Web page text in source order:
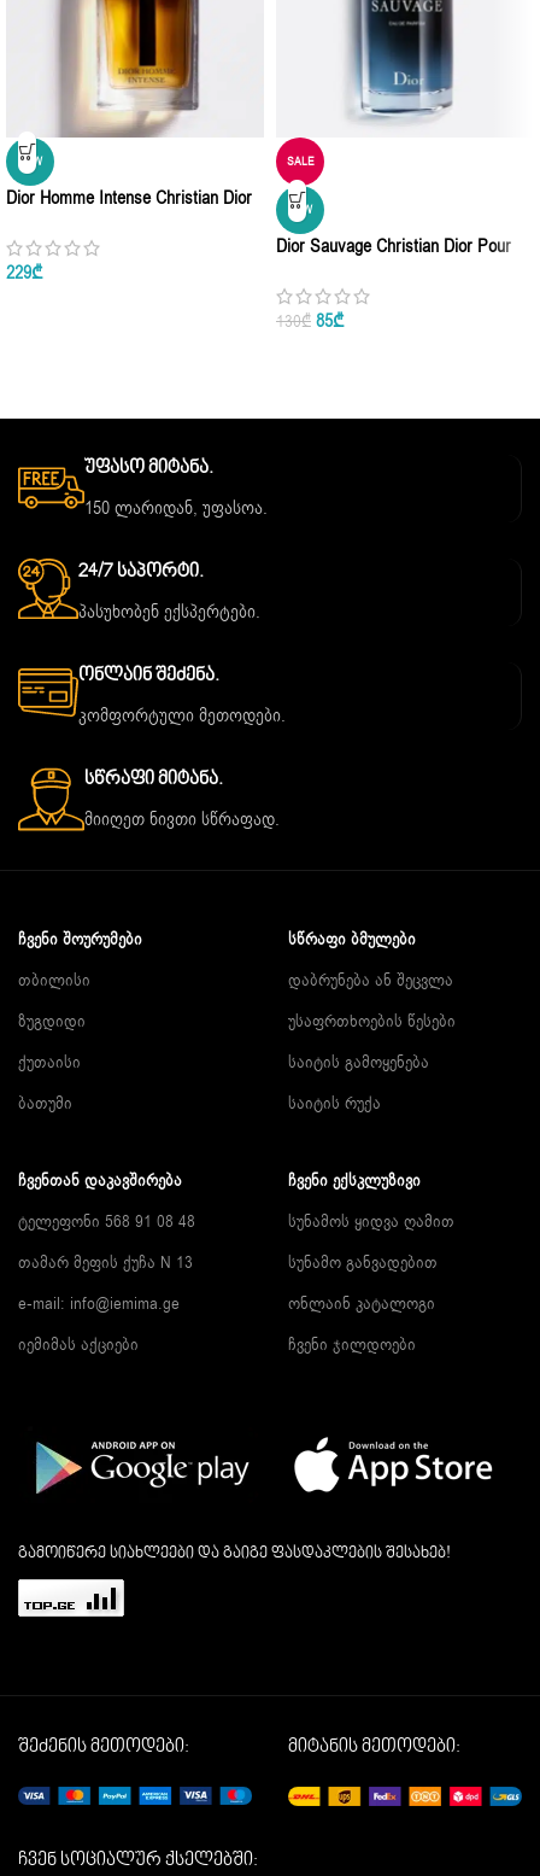
NEW
Dior Homme Intense Christian Dior
229₾
SALE
NEW
Dior Sauvage Christian Dior Pour
• 100ml
130₾ 85₾
Უფასო Მიტანა.
150 ლარიდან, უფასოა.
24/7 Საპორტი.
პასუხობენ ექსპერტები.
Ონლაინ Შეძენა.
კომფორტული მეთოდები.
Სწრაფი Მიტანა.
მიიღეთ ნივთი სწრაფად.
ᲩᲕᲔᲜᲘ ᲨᲝᲣᲠᲣᲛᲔᲑᲘ
თბილისი
ზუგდიდი
ქუთაისი
ბათუმი
ᲡᲬᲠᲐᲤᲘ ᲑᲛᲣᲚᲔᲑᲘ
დაბრუნება ან შეცვლა
უსაფრთხოების წესები
საიტის გამოყენება
საიტის რუქა
ᲩᲕᲔᲜᲗᲐᲜ ᲓᲐᲙᲐᲕᲨᲘᲠᲔᲑᲐ
ტელეფონი 568 91 08 48
თამარ მეფის ქუჩა N 13
e-mail: info@iemima.ge
იემიმას აქციები
ᲩᲕᲔᲜᲘ ᲔᲥᲡᲙᲚᲣᲖᲘᲕᲘ
სუნამოს ყიდვა ღამით
სუნამო განვადებით
ონლაინ კატალოგი
ჩვენი ჯილდოები
გამოიწერე სიახლეები და გაიგე ფასდაკლების შესახებ!
შეძენის მეთოდები: მიტანის მეთოდები:
ჩვენ სოციალურ ქსელებში: